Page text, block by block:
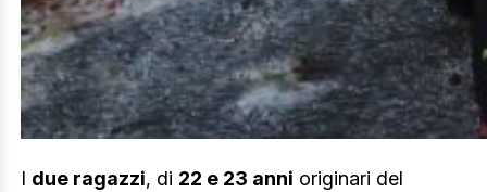
I due ragazzi, di 22 e 23 anni originari del